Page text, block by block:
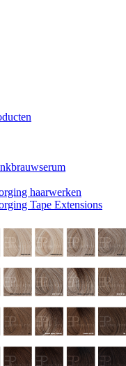
haarwerken
Tape Extensions